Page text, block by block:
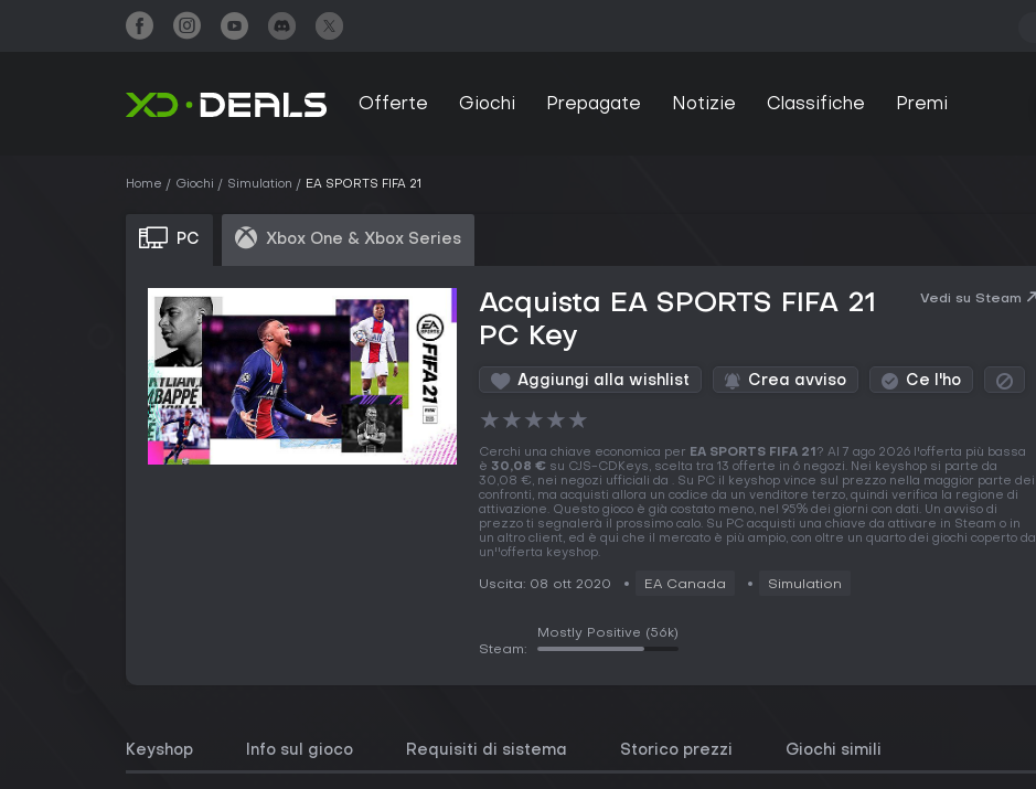
Offerte Giochi Prepagate Notizie Classifiche Premi
Home Giochi Simulation EA SPORTS FIFA 21
PC Xbox One & Xbox Series
Acquista EA SPORTS FIFA 21
PC Key
Vedi su Steam
Aggiungi alla wishlist Crea avviso Ce l'ho
★★★★★
Cerchi una chiave economica per EA SPORTS FIFA 21 ? Al 7 ago 2026 l'offerta più bassa
è 30,08 € su CJS-CDKeys, scelta tra 13 offerte in 6 negozi. Nei keyshop si parte da
30,08 €, nei negozi ufficiali da . Su PC il keyshop vince sul prezzo nella maggior parte dei
confronti, ma acquisti allora un codice da un venditore terzo, quindi verifica la regione di
attivazione. Questo gioco è già costato meno, nel 95% dei giorni con dati. Un avviso di
prezzo ti segnalerà il prossimo calo. Su PC acquisti una chiave da attivare in Steam o in
un altro client, ed è qui che il mercato è più ampio, con oltre un quarto dei giochi coperto da
un''offerta keyshop.
Uscita: 08 ott 2020 EA Canada Simulation
Steam:
Mostly Positive (56k)
Keyshop Info sul gioco Requisiti di sistema Storico prezzi Giochi simili